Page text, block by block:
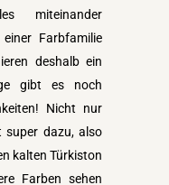
miteinander
Farbfamilie
deshalb ein
gibt es noch
Nicht nur
super dazu, also
kalten Türkiston
Farben sehen